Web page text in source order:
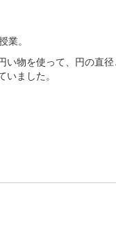
業。
い物を使って、円の直
ました。